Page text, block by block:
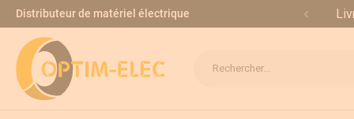
Allez au contenu
Distributeur de matériel électrique
Rechercher...